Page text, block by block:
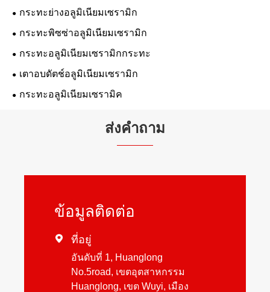
กระทะย่างอลูมิเนียมเซรามิก
กระทะพิซซ่าอลูมิเนียมเซรามิก
กระทะอลูมิเนียมเซรามิกกระทะ
เตาอบดัตช์อลูมิเนียมเซรามิก
กระทะอลูมิเนียมเซรามิค
ส่งคำถาม
ข้อมูลติดต่อ
 ที่อยู่
อันดับที่ 1, Huanglong
No.5road, เขตอุตสาหกรรม
Huanglong, เขต Wuyi, เมือง